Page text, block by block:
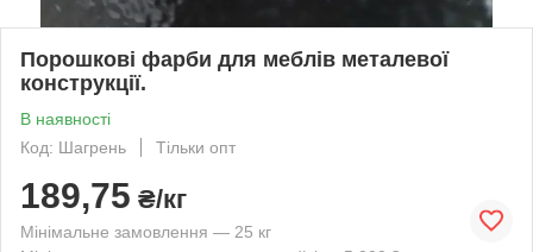
Порошкові фарби для меблів металевої
конструкції.
В наявності
Код: Шагрень
Тільки опт
189,75 ₴/кг
Мінімальне замовлення — 25 кг